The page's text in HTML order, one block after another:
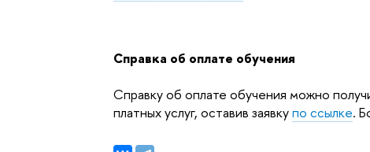
Справка об оплате обучения
Справку об оплате обучения можно
платных услуг, оставив заявкупо ссылке.